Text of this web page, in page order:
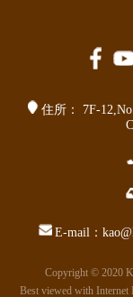
住所： 7F-
E-mail：
Copyright © 2020
Best viewed with